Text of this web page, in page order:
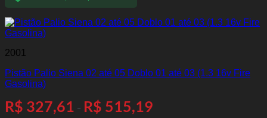
2001
Pistão Palio Siena 02 até 05 Doblo 01 até 03 (1.3 16v Fire
Gasolina)
R$ 327,61 - R$ 515,19